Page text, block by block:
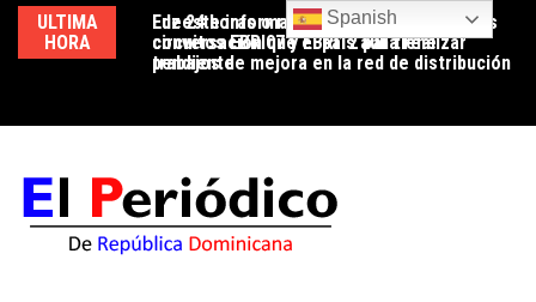
Skip
content
ULTIMA
HORA
Luz 24 horas o reducción de pérdidas: la
conversación que el país aún tiene
pendiente
Edeeste informa apertura temporal de los
circuitos EBRI07 y EBRI12 para realizar
trabajos de mejora en la red de distribución
Spanish